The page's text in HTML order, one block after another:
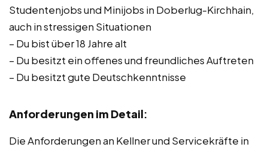
Studentenjobs und Minijobs in Doberlug-Kirchhain,
auch in stressigen Situationen
– Du bist über 18 Jahre alt
– Du besitzt ein offenes und freundliches Auftreten
– Du besitzt gute Deutschkenntnisse
Anforderungen im Detail:
Die Anforderungen an Kellner und Servicekräfte in